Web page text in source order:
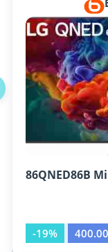
86QNED86B
-19%